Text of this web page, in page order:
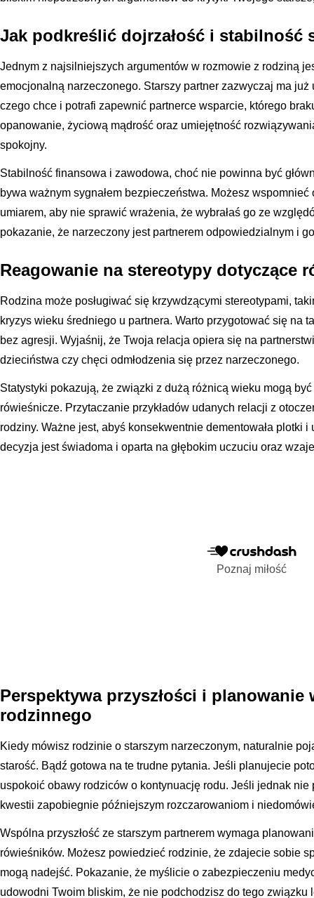
Jak podkreślić dojrzałość i stabilność
Jednym z najsilniejszych argumentów w rozmowie z rodziną
emocjonalną narzeczonego. Starszy partner zazwyczaj ma
czego chce i potrafi zapewnić partnerce wsparcie, którego
opanowanie, życiową mądrość oraz umiejętność
spokojny.
Stabilność finansowa i zawodowa, choć nie powinna być
bywa ważnym sygnałem bezpieczeństwa. Możesz
umiarem, aby nie sprawić wrażenia, że wybrałaś go ze
pokazanie, że narzeczony jest partnerem odpowiedzialnym i
Reagowanie na stereotypy dotyczące
Rodzina może posługiwać się krzywdzącymi stereotypami,
kryzys wieku średniego u partnera. Warto przygotować się na
bez agresji. Wyjaśnij, że Twoja relacja opiera się na
dzieciństwa czy chęci odmłodzenia się przez narzeczonego.
Statystyki pokazują, że związki z dużą różnicą wieku mogą
rówieśnicze. Przytaczanie przykładów udanych relacji z
rodziny. Ważne jest, abyś konsekwentnie dementowała plotki
decyzja jest świadoma i oparta na głębokim uczuciu oraz
Poznaj miłość
Perspektywa przyszłości i planowanie
rodzinnego
Kiedy mówisz rodzinie o starszym narzeczonym, naturalnie
starość. Bądź gotowa na te trudne pytania. Jeśli planujecie
uspokoić obawy rodziców o kontynuację rodu. Jeśli jednak
kwestii zapobiegnie późniejszym rozczarowaniom i
Wspólna przyszłość ze starszym partnerem wymaga
rówieśników. Możesz powiedzieć rodzinie, że zdajecie sobie
mogą nadejść. Pokazanie, że myślicie o zabezpieczeniu
udowodni Twoim bliskim, że nie podchodzisz do tego